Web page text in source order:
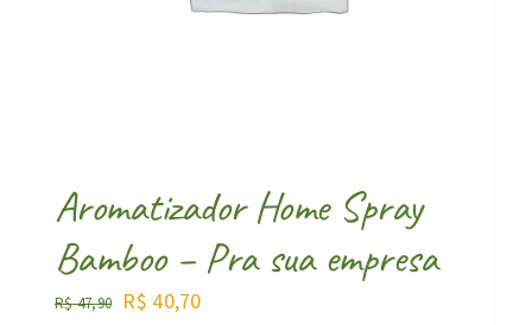
Aromatizador Home Spray
Bamboo – Pra sua empresa
R$47,90
O
R$ 40,70O